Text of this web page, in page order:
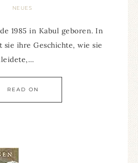
NEUES
1985 in Kabul geboren. In
sie ihre Geschichte, wie sie
READ ON